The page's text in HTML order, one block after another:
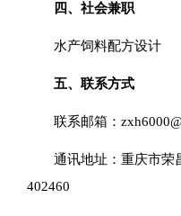
四、社会兼职
水产饲料配方设计
五、联系方式
联系邮箱：
通讯地址：重庆市荣
402460